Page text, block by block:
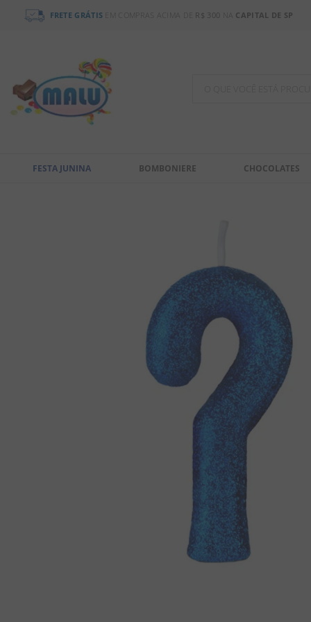
FRETE GRÁTIS EM COMPRAS ACIMA DE R$ 300 CAPITAL DE SP
FESTA JUNINA BOMBONIERE CHOCOLATES
TERMOS MAIS BUSCADOS
2º